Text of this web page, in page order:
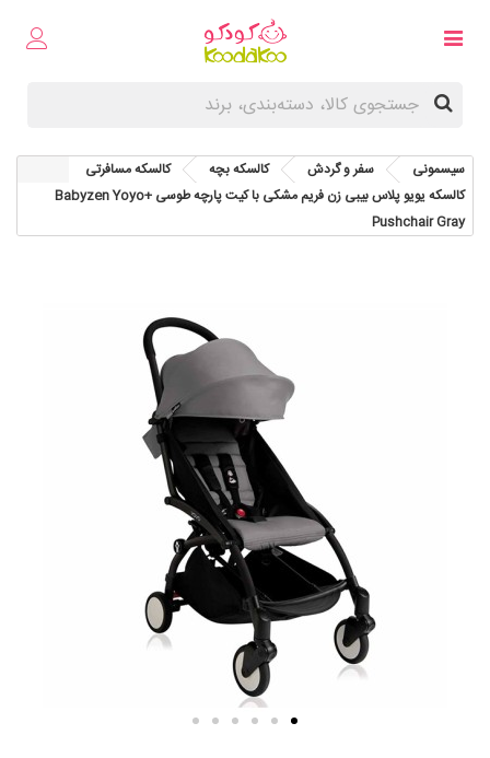
سیسمونی سفر و گردش کالسکه بچه
کالسکه مسافرتی
کالسکه یویو پلاس بیبی زن فریم مشکی با کیت پارچه طوسی Babyzen Yoyo+
Pushchair Gray